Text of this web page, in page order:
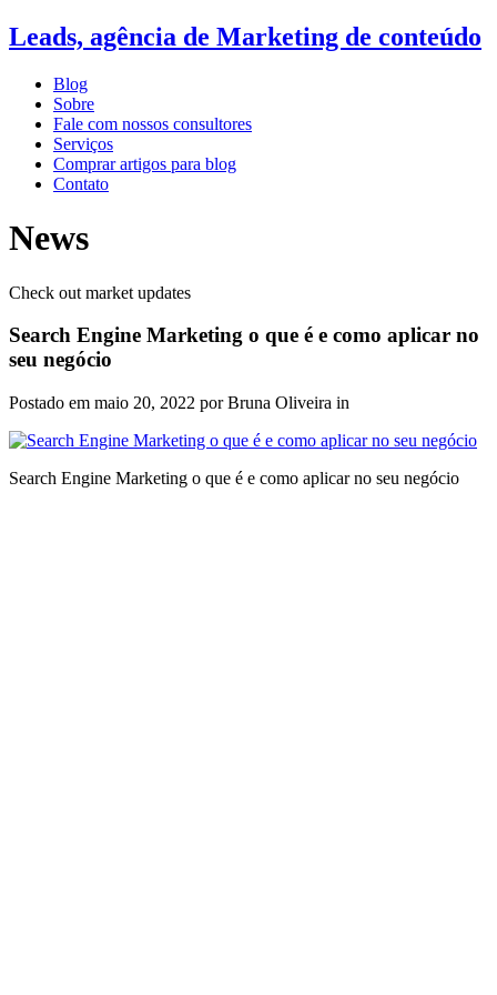
Leads, agência de Marketing de conteúdo
Blog
Sobre
Fale com nossos consultores
Serviços
Comprar artigos para blog
Contato
News
Check out market updates
Search Engine Marketing o que é e como aplicar no
seu negócio
Postado em maio 20, 2022 por Bruna Oliveira in
Search Engine Marketing o que é e como aplicar no seu negócio